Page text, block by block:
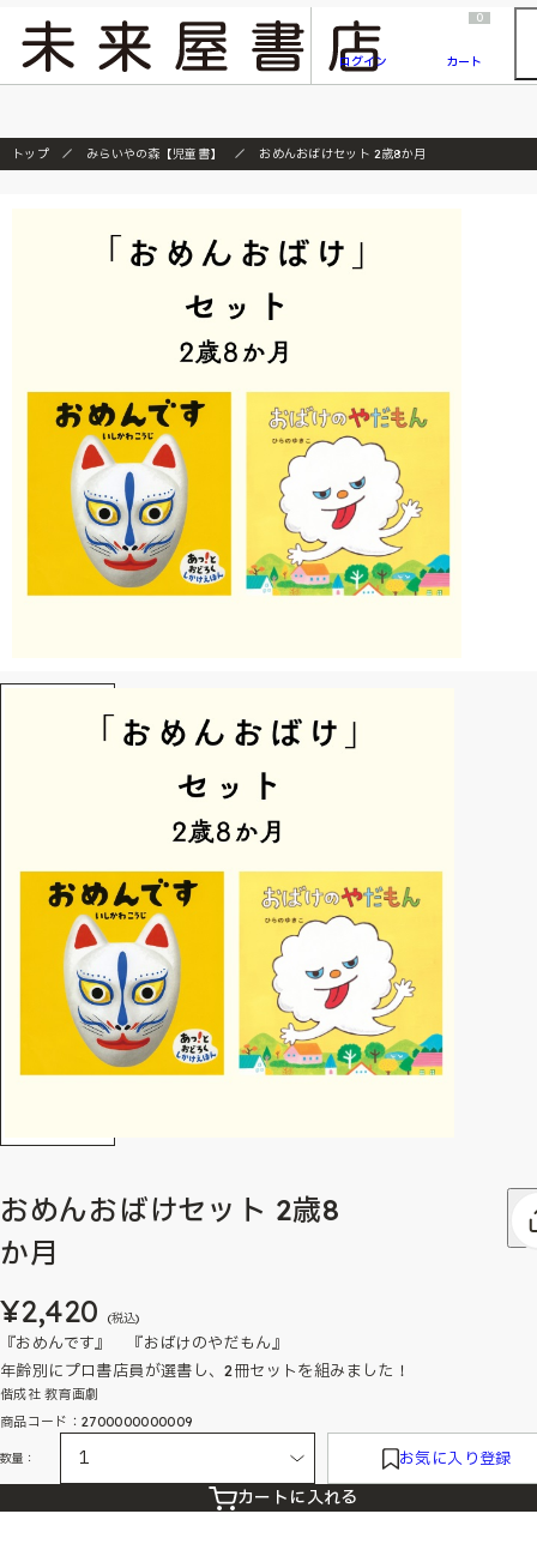
『ONE PIECE magazine 021 ONE PIECEカード付き同梱版』発売延期のご案内
ログイン
0
カート
トップ みらいやの森【児童書】 おめんおばけセット 2歳8か月
おめんおばけセット 2歳8
か月
¥2,420 (税込)
『おめんです』 『おばけのやだもん』
年齢別にプロ書店員が選書し、2冊セットを組みました！
偕成社 教育画劇
商品コード：2700000000009
数量： お気に入り登録
カートに入れる